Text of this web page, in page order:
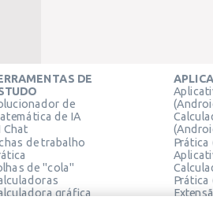
DE
de
de IA
Chat
de trabalho
de "cola"
gráfica
Prática